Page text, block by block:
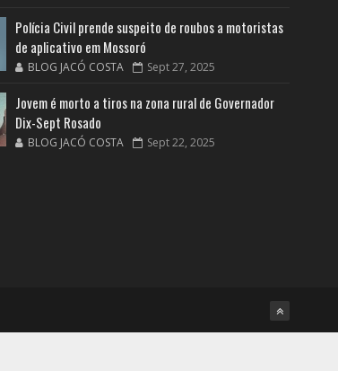
Polícia Civil prende suspeito de roubos a motoristas
de aplicativo em Mossoró
BLOG JACÓ COSTA Sept 27, 2025
Jovem é morto a tiros na zona rural de Governador
Dix-Sept Rosado
BLOG JACÓ COSTA Sept 22, 2025